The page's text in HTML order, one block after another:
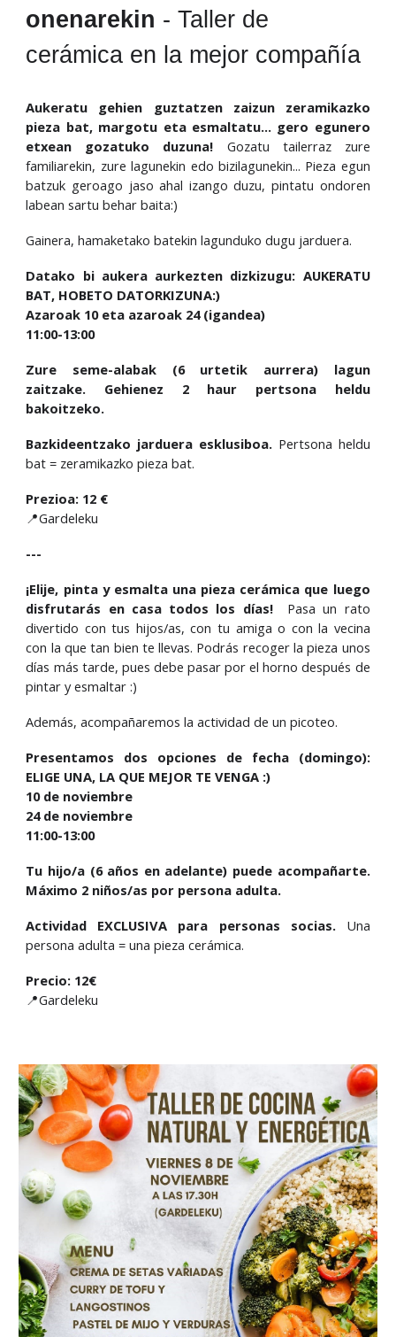
onenarekin - Taller de
cerámica en la mejor compañía
Aukeratu gehien guztatzen zaizun zeramikazko
pieza bat, margotu eta esmaltatu... gero egunero
etxean gozatuko duzuna! Gozatu tailerraz zure
familiarekin, zure lagunekin edo bizilagunekin... Pieza egun
batzuk geroago jaso ahal izango duzu, pintatu ondoren
labean sartu behar baita:)
Gainera, hamaketako batekin lagunduko dugu jarduera.
Datako bi aukera aurkezten dizkizugu: AUKERATU
BAT, HOBETO DATORKIZUNA:)
Azaroak 10 eta azaroak 24 (igandea)
11:00-13:00
Zure seme-alabak (6 urtetik aurrera) lagun
zaitzake. Gehienez 2 haur pertsona heldu
bakoitzeko.
Bazkideentzako jarduera esklusiboa. Pertsona heldu
bat = zeramikazko pieza bat.
Prezioa: 12 €
📍Gardeleku
---
¡Elije, pinta y esmalta una pieza cerámica que luego
disfrutarás en casa todos los días! Pasa un rato
divertido con tus hijos/as, con tu amiga o con la vecina
con la que tan bien te llevas. Podrás recoger la pieza unos
días más tarde, pues debe pasar por el horno después de
pintar y esmaltar :)
Además, acompañaremos la actividad de un picoteo.
Presentamos dos opciones de fecha (domingo):
ELIGE UNA, LA QUE MEJOR TE VENGA :)
10 de noviembre
24 de noviembre
11:00-13:00
Tu hijo/a (6 años en adelante) puede acompañarte.
Máximo 2 niños/as por persona adulta.
Actividad EXCLUSIVA para personas socias. Una
persona adulta = una pieza cerámica.
Precio: 12€
📍Gardeleku